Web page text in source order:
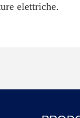
elettriche.